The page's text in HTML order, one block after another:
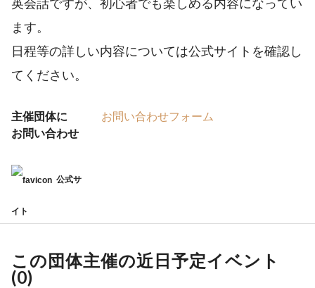
ます。
日程等の詳しい内容については公式サイトを確認し
てください。
主催団体に
お問い合わせ
お問い合わせフォーム
公式サ
イト
この団体主催の近日予定イベント
(0)